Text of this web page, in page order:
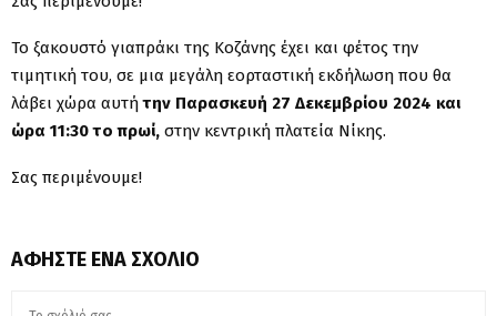
Το ξακουστό γιαπράκι της Κοζάνης έχει και φέτος την
τιμητική του, σε μια μεγάλη εορταστική εκδήλωση που θα
λάβει χώρα αυτήτην Παρασκευή 27 Δεκεμβρίου 2024 και
ώρα 11:30 το πρωί, στην κεντρική πλατεία Νίκης.
Σας περιμένουμε!
ΑΦΉΣΤΕ ΈΝΑ ΣΧΌΛΙΟ